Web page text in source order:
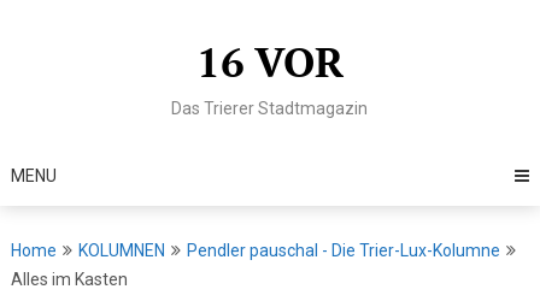
16 VOR
Das Trierer Stadtmagazin
MENU
Home KOLUMNEN
Pendler pauschal - Die Trier-Lux-Kolumne
Alles im Kasten